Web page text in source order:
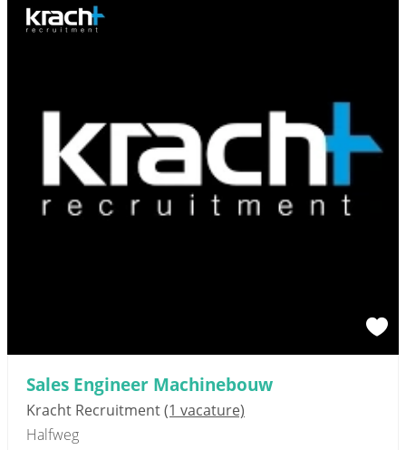
Sales Engineer Machinebouw
Kracht Recruitment(1 vacature)
Halfweg